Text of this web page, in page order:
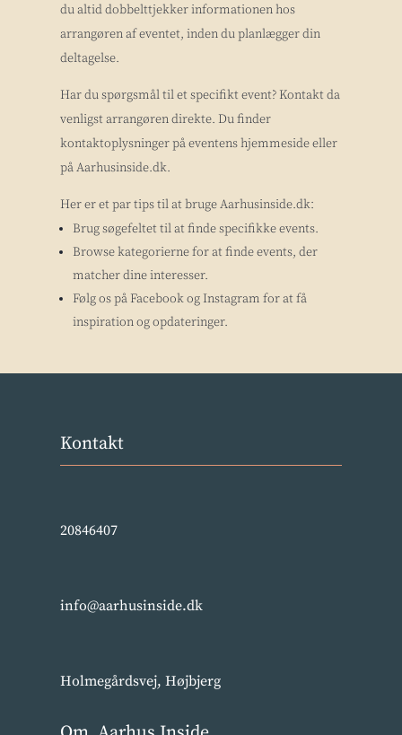
du altid dobbelttjekker informationen hos
arrangøren af eventet, inden du planlægger din
deltagelse.
Har du spørgsmål til et specifikt event? Kontakt da
venligst arrangøren direkte. Du finder
kontaktoplysninger på eventens hjemmeside eller
på Aarhusinside.dk.
Her er et par tips til at bruge Aarhusinside.dk:
Brug søgefeltet til at finde specifikke events.
Browse kategorierne for at finde events, der
matcher dine interesser.
Følg os på Facebook og Instagram for at få
inspiration og opdateringer.
Kontakt
20846407
info@aarhusinside.dk
Holmegårdsvej, Højbjerg